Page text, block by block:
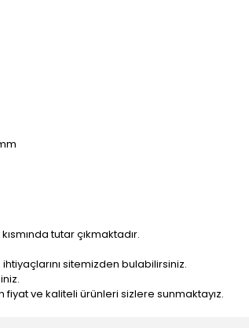
tutar çıkmaktadır.
sitemizden bulabilirsiniz.
ve kaliteli ürünleri sizlere sunmaktayız.